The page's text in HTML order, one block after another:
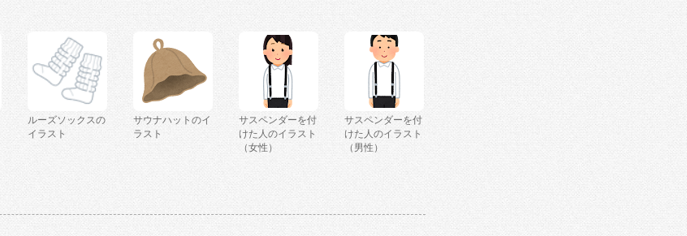
ルーズソックスの
イラスト
サウナハットのイ
ラスト
サスペンダーを付
けた人のイラスト
（女性）
サスペンダーを付
けた人のイラスト
（男性）